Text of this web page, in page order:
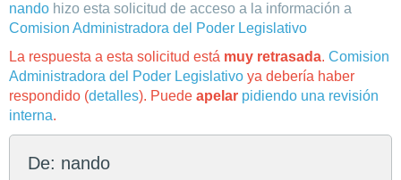
nando hizo esta solicitud de acceso a la información a
Comision Administradora del Poder Legislativo
La respuesta a esta solicitud está muy retrasada. Comision
Administradora del Poder Legislativo ya debería haber
respondido (detalles). Puede apelar pidiendo una revisión
interna.
De: nando